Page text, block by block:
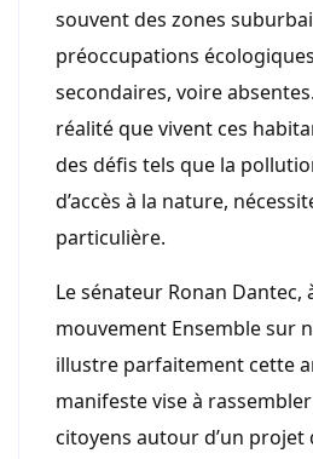
souvent des zones
préoccupations
secondaires, voire
réalité que vivent ces
des défis tels que la
d’accès à la nature,
particulière.
Le sénateur Ronan Dantec,
mouvement Ensemble sur
illustre parfaitement cette
manifeste vise à
citoyens autour d’un projet